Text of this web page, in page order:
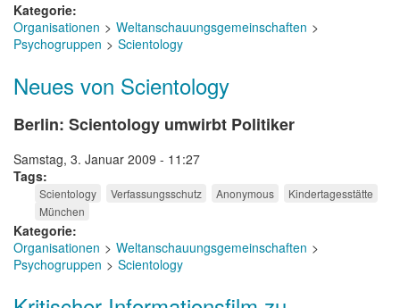
Kategorie
Organisationen
Weltanschauungsgemeinschaften
Psychogruppen
Scientology
Neues von Scientology
Berlin: Scientology umwirbt Politiker
Samstag, 3. Januar 2009 - 11:27
Tags
Scientology Verfassungsschutz Anonymous
Kindertagesstätte
München
Kategorie
Organisationen
Weltanschauungsgemeinschaften
Psychogruppen
Scientology